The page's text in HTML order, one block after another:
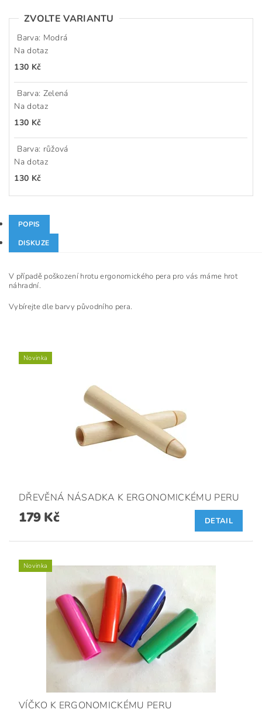
ZVOLTE VARIANTU
Barva: Modrá
Na dotaz
130 Kč
Barva: Zelená
Na dotaz
130 Kč
Barva: růžová
Na dotaz
130 Kč
POPIS
DISKUZE
V případě poškození hrotu ergonomického pera pro vás máme hrot
náhradní.
Vybírejte dle barvy původního pera.
Novinka
DŘEVĚNÁ NÁSADKA K ERGONOMICKÉMU PERU
179 Kč DETAIL
Novinka
VÍČKO K ERGONOMICKÉMU PERU